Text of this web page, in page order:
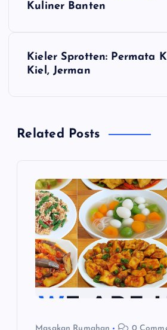
a
Kuliner Banten
Kieler Sprotten: Permata
Kiel, Jerman
Related Posts